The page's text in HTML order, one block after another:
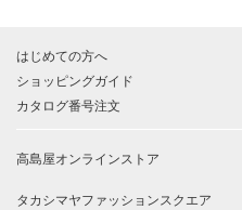
はじめての方へ
ショッピングガイド
カタログ番号注文
高島屋オンラインストア
タカシマヤファッションスクエア